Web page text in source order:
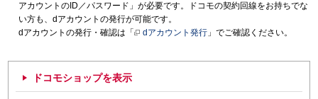
アカウントのID／パスワード」が必要です。ドコモの契約回線をお持ちでな
い方も、dアカウントの発行が可能です。
dアカウントの発行・確認は「
dアカウント発行 」でご確認ください。
ドコモショップを表示